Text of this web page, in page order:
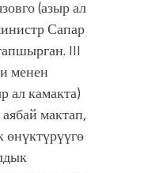
(азыр ал
Сапар
III
менен
ал камакта)
мактап,